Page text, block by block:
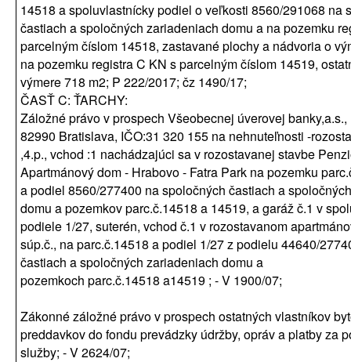
14518 a spoluvlastnícky podiel o veľkosti 8560/291068 na
častiach a spoločných zariadeniach domu a na pozemku
parcelným číslom 14518, zastavané plochy a nádvoria o
na pozemku registra C KN s parcelným číslom 14519,
výmere 718 m2; P 222/2017; čz 1490/17;
ČASŤ C: ŤARCHY:
Záložné právo v prospech Všeobecnej úverovej
82990 Bratislava, IČO:31 320 155 na nehnuteľnosti -
,4.p., vchod :1 nachádzajúci sa v rozostavanej stavbe
Apartmánový dom - Hrabovo - Fatra Park na pozemku
a podiel 8560/277400 na spoločných častiach a
domu a pozemkov parc.č.14518 a 14519, a garáž č.1 v
podiele 1/27, suterén, vchod č.1 v rozostavanom
súp.č., na parc.č.14518 a podiel 1/27 z podielu 44640/
častiach a spoločných zariadeniach domu a
pozemkoch parc.č.14518 a14519 ; - V 1900/07;
Zákonné záložné právo v prospech ostatných vlastníkov
preddavkov do fondu prevádzky údržby, opráv a platby za
služby; - V 2624/07;